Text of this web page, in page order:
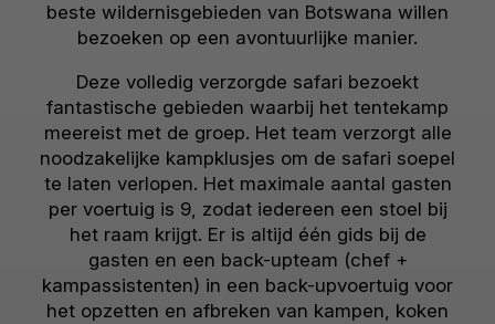
beste wildernisgebieden van Botswana willen
bezoeken op een avontuurlijke manier.
Deze volledig verzorgde safari bezoekt
fantastische gebieden waarbij het tentekamp
meereist met de groep. Het team verzorgt alle
noodzakelijke kampklusjes om de safari soepel
te laten verlopen. Het maximale aantal gasten
per voertuig is 9, zodat iedereen een stoel bij
het raam krijgt. Er is altijd één gids bij de
gasten en een back-upteam (chef +
kampassistenten) in een back-upvoertuig voor
het opzetten en afbreken van kampen, koken